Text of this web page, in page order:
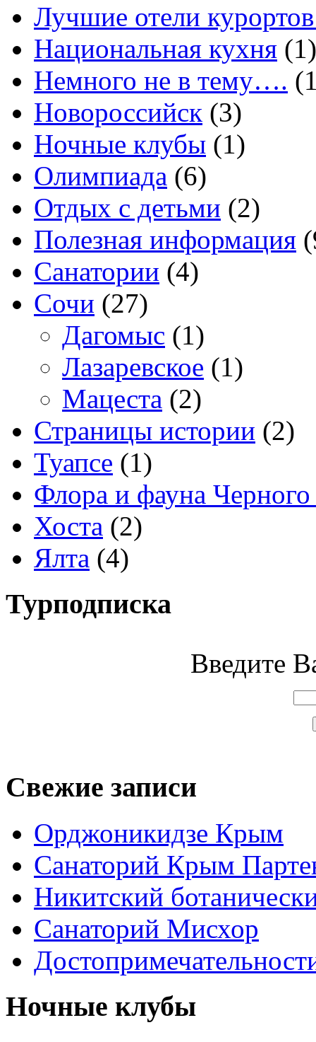
Лучшие отели
Национальная кухня (1)
Немного не в тему….
Новороссийск (3)
Ночные клубы (1)
Олимпиада (6)
Отдых с детьми (2)
Полезная информация
Санатории (4)
Сочи (27)
Дагомыс (1)
Лазаревское (1)
Мацеста (2)
Страницы истории (2)
Туапсе (1)
Флора и фауна
Хоста (2)
Ялта (4)
Турподписка
Введите
Свежие записи
Орджоникидзе Крым
Санаторий Крым
Никитский
Санаторий Мисхор
Ночные клубы